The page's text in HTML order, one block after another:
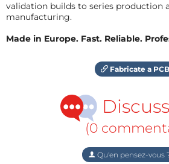
validation builds to series production
manufacturing.
Made in Europe. Fast. Reliable.
Fabricate a PCB
(0
Qu'en pensez-vous